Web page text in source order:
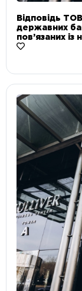
Відповідь
державних
пов’язаних